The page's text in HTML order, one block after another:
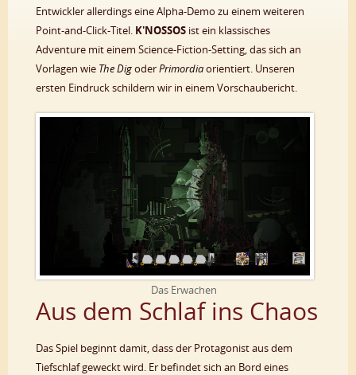
Entwickler allerdings eine Alpha-Demo zu einem weiteren
Point-and-Click-Titel. K'NOSSOS ist ein klassisches
Adventure mit einem Science-Fiction-Setting, das sich an
Vorlagen wie The DigoderPrimordiaorientiert. Unseren
ersten Eindruck schildern wir in einem Vorschaubericht.
Das Erwachen
Aus dem Schlaf ins Chaos
Das Spiel beginnt damit, dass der Protagonist aus dem
Tiefschlaf geweckt wird. Er befindet sich an Bord eines